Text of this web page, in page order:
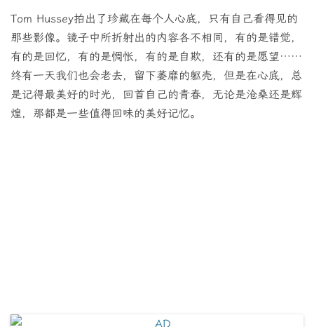
Tom Hussey拍出了珍藏在每个人心底，只有自己看得见的
那些影像。镜子中所折射出的内容各不相同，有的是错觉，
有的是回忆，有的是惆怅，有的是自欺，还有的是愿望……
终有一天我们也会老去，留下萎靡的躯壳，但是在心底，总
是记得最美好的时光，回首自己的青春，无论是沧桑还是辉
煌，那都是一些值得回味的美好记忆。